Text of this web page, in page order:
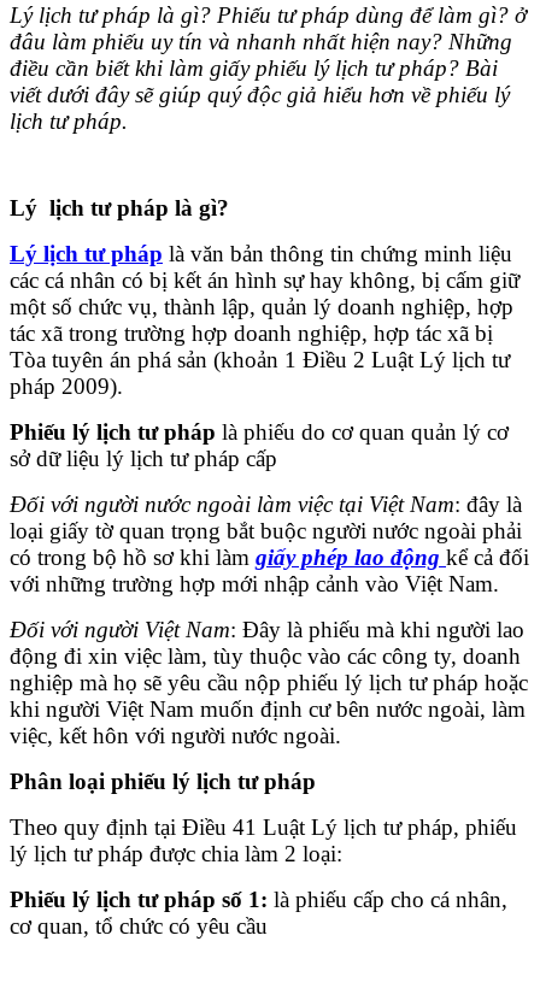
Lý lịch tư pháp là gì? Phiếu tư pháp dùng để làm gì? ở
đâu làm phiếu uy tín và nhanh nhất hiện nay? Những
điều cần biết khi làm giấy phiếu lý lịch tư pháp? Bài
viết dưới đây sẽ giúp quý độc giả hiểu hơn về phiếu lý
lịch tư pháp.
Lý lịch tư pháp là gì?
Lý lịch tư pháp là văn bản thông tin chứng minh liệu
các cá nhân có bị kết án hình sự hay không, bị cấm giữ
một số chức vụ, thành lập, quản lý doanh nghiệp, hợp
tác xã trong trường hợp doanh nghiệp, hợp tác xã bị
Tòa tuyên án phá sản (khoản 1 Điều 2 Luật Lý lịch tư
pháp 2009).
Phiếu lý lịch tư pháp là phiếu do cơ quan quản lý cơ
sở dữ liệu lý lịch tư pháp cấp
Đối với người nước ngoài làm việc tại Việt Nam: đây là
loại giấy tờ quan trọng bắt buộc người nước ngoài phải
có trong bộ hồ sơ khi làm giấy phép lao động kể cả đối
với những trường hợp mới nhập cảnh vào Việt Nam.
Đối với người Việt Nam: Đây là phiếu mà khi người lao
động đi xin việc làm, tùy thuộc vào các công ty, doanh
nghiệp mà họ sẽ yêu cầu nộp phiếu lý lịch tư pháp hoặc
khi người Việt Nam muốn định cư bên nước ngoài, làm
việc, kết hôn với người nước ngoài.
Phân loại phiếu lý lịch tư pháp
Theo quy định tại Điều 41 Luật Lý lịch tư pháp, phiếu
lý lịch tư pháp được chia làm 2 loại:
Phiếu lý lịch tư pháp số 1: là phiếu cấp cho cá nhân,
cơ quan, tổ chức có yêu cầu